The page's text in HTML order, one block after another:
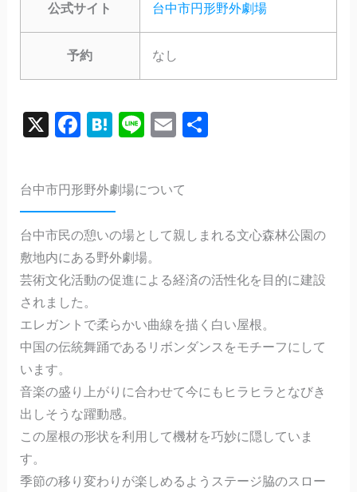
公式サイト 台中市円形野外劇場
予約 なし
F
c
e
b
o
o
k
E
l
Li
H
te
n
a
X
共
台中市円形野外劇場について
台中市民の憩いの場として親しまれる文心森林公園の
敷地内にある野外劇場。
芸術文化活動の促進による経済の活性化を目的に建設
されました。
エレガントで柔らかい曲線を描く白い屋根。
中国の伝統舞踊であるリボンダンスをモチーフにして
います。
音楽の盛り上がりに合わせて今にもヒラヒラとなびき
出しそうな躍動感。
この屋根の形状を利用して機材を巧妙に隠していま
す。
季節の移り変わりが楽しめるようステージ脇のスロー